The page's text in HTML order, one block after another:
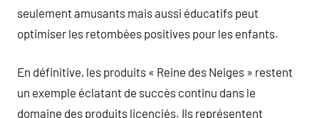
seulement amusants mais aussi éducatifs peut
optimiser les retombées positives pour les enfants.
En définitive, les produits « Reine des Neiges » restent
un exemple éclatant de succès continu dans le
domaine des produits licenciés. Ils représentent